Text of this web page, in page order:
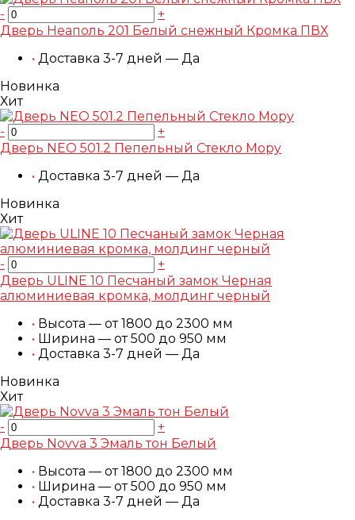
-
+
Дверь Неаполь 201 Белый снежный Кромка ПВХ
• Доставка 3-7 дней — Да
Новинка
Хит
-
+
Дверь NEO 501.2 Пепельный Стекло Mopy
• Доставка 3-7 дней — Да
Новинка
Хит
-
+
Дверь ULINE 10 Песчаный замок Черная
алюминиевая кромка, молдинг черный
• Высота — от 1800 до 2300 мм
• Ширина — от 500 до 950 мм
• Доставка 3-7 дней — Да
Новинка
Хит
-
+
Дверь Novva 3 Эмаль тон Белый
• Высота — от 1800 до 2300 мм
• Ширина — от 500 до 950 мм
• Доставка 3-7 дней — Да